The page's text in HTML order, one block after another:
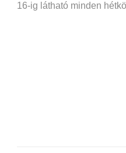
16-ig látható minden